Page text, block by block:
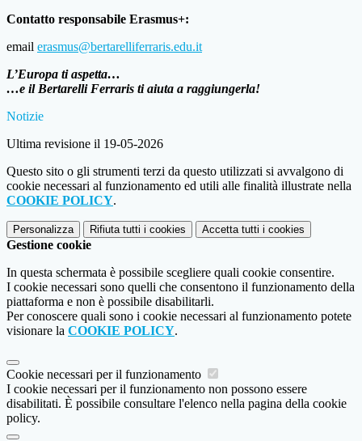
Contatto responsabile Erasmus+:
email erasmus@bertarelliferraris.edu.it
L’Europa ti aspetta…
…e il Bertarelli Ferraris ti aiuta a raggiungerla!
Notizie
Ultima revisione il 19-05-2026
Questo sito o gli strumenti terzi da questo utilizzati si avvalgono di
cookie necessari al funzionamento ed utili alle finalità illustrate nella
COOKIE POLICY.
Personalizza Rifiuta tutti i cookies Accetta tutti i cookies
Gestione cookie
In questa schermata è possibile scegliere quali cookie consentire.
I cookie necessari sono quelli che consentono il funzionamento della
piattaforma e non è possibile disabilitarli.
Per conoscere quali sono i cookie necessari al funzionamento potete
visionare la COOKIE POLICY.
Cookie necessari per il funzionamento
I cookie necessari per il funzionamento non possono essere
disabilitati. È possibile consultare l'elenco nella pagina della cookie
policy.